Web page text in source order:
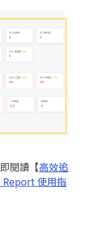
閱讀【高效追
Report 使用指